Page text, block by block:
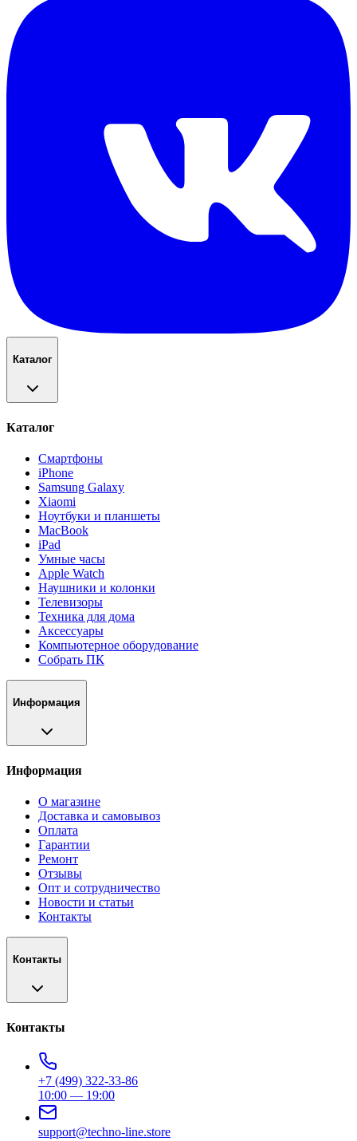
Каталог
Каталог
Смартфоны
iPhone
Samsung Galaxy
Xiaomi
Ноутбуки и планшеты
MacBook
iPad
Умные часы
Apple Watch
Наушники и колонки
Телевизоры
Техника для дома
Аксессуары
Компьютерное оборудование
Собрать ПК
Информация
Информация
О магазине
Доставка и самовывоз
Оплата
Гарантии
Ремонт
Отзывы
Опт и сотрудничество
Новости и статьи
Контакты
Контакты
Контакты
+7 (499) 322-33-86
10:00 — 19:00
support@techno-line.store